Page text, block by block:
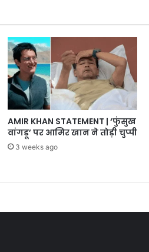
AMIR KHAN STATEMENT | ‘फुंसुख
वांगडू’ पर आमिर खान ने तोड़ी चुप्पी
3 weeks ago